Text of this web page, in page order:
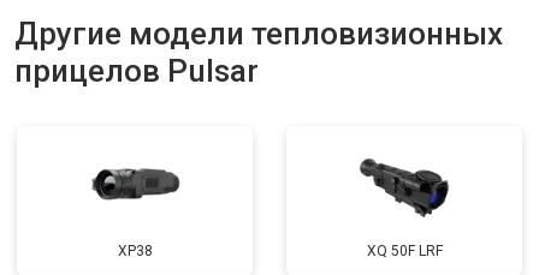
Другие модели тепловизионных
прицелов Pulsar
XP38 XQ 50F LRF